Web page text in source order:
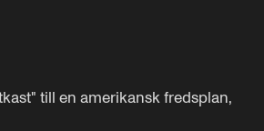
till en amerikansk fredsplan,